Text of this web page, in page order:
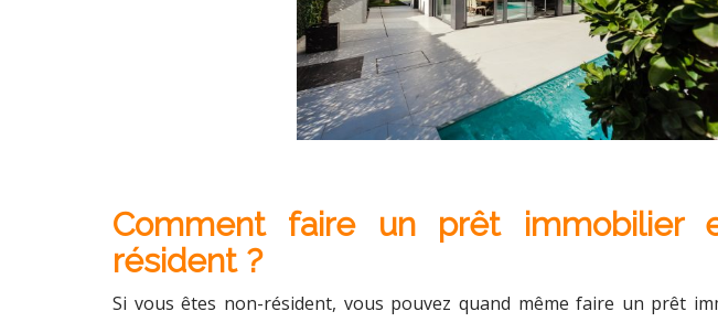
Comment faire un prêt immobilier
résident ?
Si vous êtes non-résident, vous pouvez quand même faire un prêt